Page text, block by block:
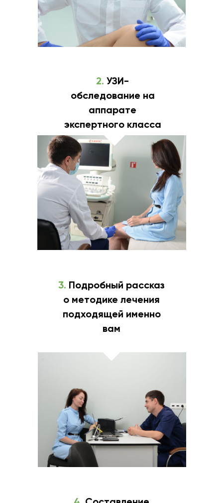
2. УЗИ-
обследование на
аппарате
экспертного класса
3. Подробный рассказ
о методике лечения
подходящей именно
вам